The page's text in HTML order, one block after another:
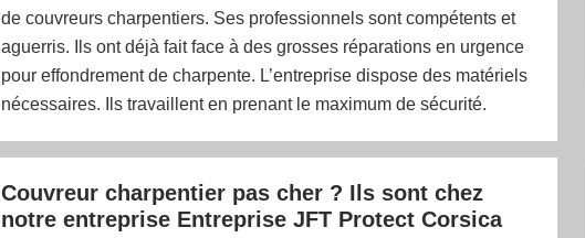
de couvreurs charpentiers. Ses professionnels sont compétents et
aguerris. Ils ont déjà fait face à des grosses réparations en urgence
pour effondrement de charpente. L’entreprise dispose des matériels
nécessaires. Ils travaillent en prenant le maximum de sécurité.
Couvreur charpentier pas cher ? Ils sont chez
notre entreprise Entreprise JFT Protect Corsica